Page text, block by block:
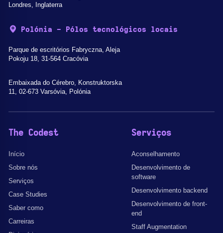
Londres, Inglaterra
Polónia - Pólos tecnológicos locais
Parque de escritórios Fabryczna, Aleja
Pokoju 18, 31-564 Cracóvia
Embaixada do Cérebro, Konstruktorska
11, 02-673 Varsóvia, Polónia
The Codest
Início
Sobre nós
Serviços
Case Studies
Saber como
Carreiras
Serviços
Aconselhamento
Desenvolvimento de
software
Desenvolvimento backend
Desenvolvimento de front-
end
Staff Augmentation